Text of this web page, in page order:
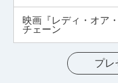
映画『レディ・オア
チェーン
プレ